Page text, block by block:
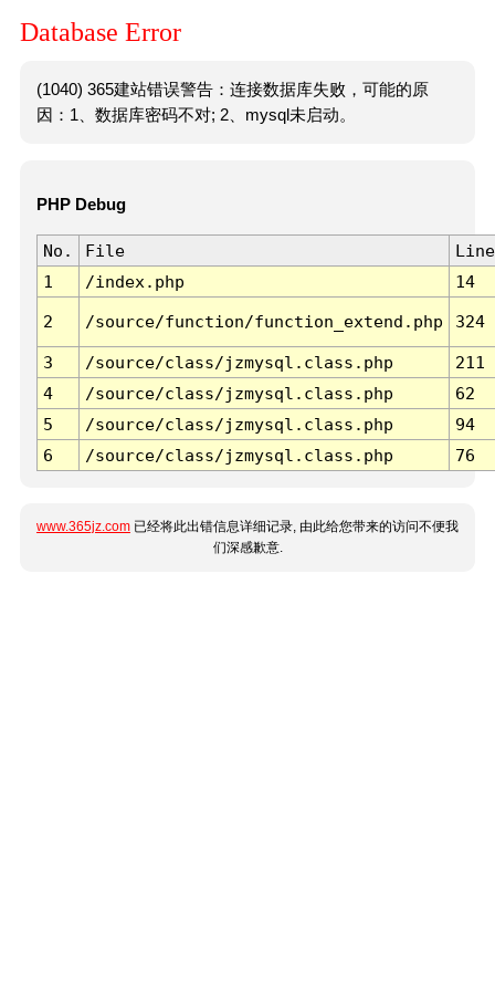
Database Error
(1040) 365建站错误警告：连接数据库失败，可能的原
因：1、数据库密码不对; 2、mysql未启动。
PHP Debug
No. File
Line
1
/index.php 14
2 /source/function/function_extend.php 324
3 /source/class/jzmysql.class.php
211
4
/source/class/jzmysql.class.php
62
5
/source/class/jzmysql.class.php
94
6
/source/class/jzmysql.class.php 76
www.365jz.com 已经将此出错信息详细记录, 由此给您带来的访问不便我
们深感歉意.